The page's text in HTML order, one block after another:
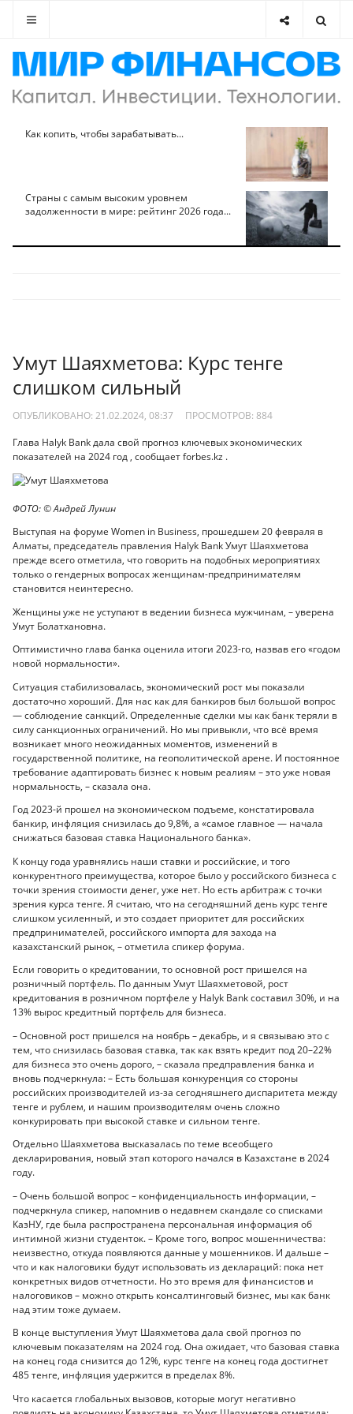
Как копить, чтобы зарабатывать...
Страны с самым высоким уровнем
задолженности в мире: рейтинг 2026 года...
Умут Шаяхметова: Курс тенге
слишком сильный
ОПУБЛИКОВАНО: 21.02.2024, 08:37 ПРОСМОТРОВ: 884
Глава Halyk Bank дала свой прогноз ключевых экономических
показателей на 2024 год , сообщает forbes.kz .
ФОТО: © Андрей Лунин
Выступая на форуме Women in Business, прошедшем 20 февраля в
Алматы, председатель правления Halyk Bank Умут Шаяхметова
прежде всего отметила, что говорить на подобных мероприятиях
только о гендерных вопросах женщинам-предпринимателям
становится неинтересно.
Женщины уже не уступают в ведении бизнеса мужчинам, – уверена
Умут Болатхановна.
Оптимистично глава банка оценила итоги 2023-го, назвав его «годом
новой нормальности».
Ситуация стабилизовалась, экономический рост мы показали
достаточно хороший. Для нас как для банкиров был большой вопрос
— соблюдение санкций. Определенные сделки мы как банк теряли в
силу санкционных ограничений. Но мы привыкли, что всё время
возникает много неожиданных моментов, изменений в
государственной политике, на геополитической арене. И постоянное
требование адаптировать бизнес к новым реалиям – это уже новая
нормальность, – сказала она.
Год 2023-й прошел на экономическом подъеме, констатировала
банкир, инфляция снизилась до 9,8%, а «самое главное — начала
снижаться базовая ставка Национального банка».
К концу года уравнялись наши ставки и российские, и того
конкурентного преимущества, которое было у российского бизнеса с
точки зрения стоимости денег, уже нет. Но есть арбитраж с точки
зрения курса тенге. Я считаю, что на сегодняшний день курс тенге
слишком усиленный, и это создает приоритет для российских
предпринимателей, российского импорта для захода на
казахстанский рынок, – отметила спикер форума.
Если говорить о кредитовании, то основной рост пришелся на
розничный портфель. По данным Умут Шаяхметовой, рост
кредитования в розничном портфеле у Halyk Bank составил 30%, и на
13% вырос кредитный портфель для бизнеса.
– Основной рост пришелся на ноябрь – декабрь, и я связываю это с
тем, что снизилась базовая ставка, так как взять кредит под 20–22%
для бизнеса это очень дорого, – сказала предправления банка и
вновь подчеркнула: – Есть большая конкуренция со стороны
российских производителей из-за сегодняшнего диспаритета между
тенге и рублем, и нашим производителям очень сложно
конкурировать при высокой ставке и сильном тенге.
Отдельно Шаяхметова высказалась по теме всеобщего
декларирования, новый этап которого начался в Казахстане в 2024
году.
– Очень большой вопрос – конфиденциальность информации, –
подчеркнула спикер, напомнив о недавнем скандале со списками
КазНУ, где была распространена персональная информация об
интимной жизни студенток. – Кроме того, вопрос мошенничества:
неизвестно, откуда появляются данные у мошенников. И дальше –
что и как налоговики будут использовать из деклараций: пока нет
конкретных видов отчетности. Но это время для финансистов и
налоговиков – можно открыть консалтинговый бизнес, мы как банк
над этим тоже думаем.
В конце выступления Умут Шаяхметова дала свой прогноз по
ключевым показателям на 2024 год. Она ожидает, что базовая ставка
на конец года снизится до 12%, курс тенге на конец года достигнет
485 тенге, инфляция удержится в пределах 8%.
Что касается глобальных вызовов, которые могут негативно